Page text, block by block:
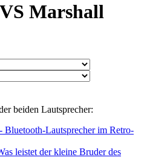
Marshall
beiden Lautsprecher:
Lautsprecher im Retro-
leistet der kleine Bruder des